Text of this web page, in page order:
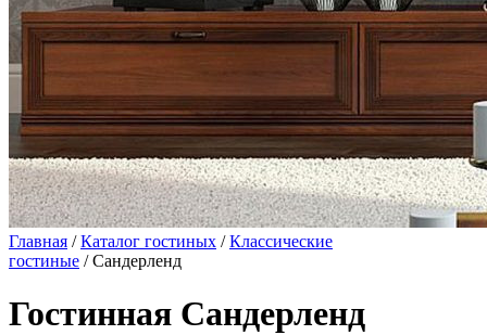
Главная /Каталог гостиных /Классические
гостиные / Сандерленд
Гостинная Сандерленд